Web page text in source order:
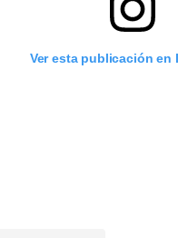
Ver esta publicación en